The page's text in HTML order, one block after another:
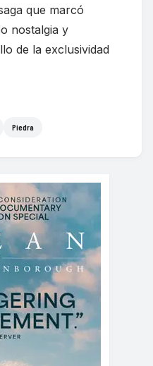
que marcó
nostalgia y
de la exclusividad
Piedra